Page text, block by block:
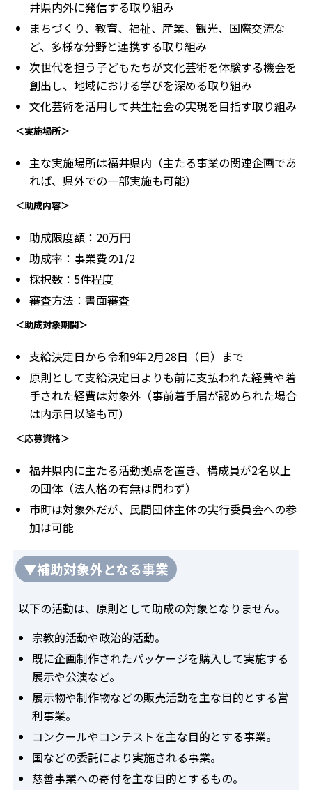
井県内外に発信する取り組み
まちづくり、教育、福祉、産業、観光、国際交流な
ど、多様な分野と連携する取り組み
次世代を担う子どもたちが文化芸術を体験する機会を
創出し、地域における学びを深める取り組み
文化芸術を活用して共生社会の実現を目指す取り組み
＜実施場所＞
主な実施場所は福井県内（主たる事業の関連企画であ
れば、県外での一部実施も可能）
＜助成内容＞
助成限度額：20万円
助成率：事業費の1/2
採択数：5件程度
審査方法：書面審査
＜助成対象期間＞
支給決定日から令和9年2月28日（日）まで
原則として支給決定日よりも前に支払われた経費や着
手された経費は対象外（事前着手届が認められた場合
は内示日以降も可）
＜応募資格＞
福井県内に主たる活動拠点を置き、構成員が2名以上
の団体（法人格の有無は問わず）
市町は対象外だが、民間団体主体の実行委員会への参
加は可能
▼補助対象外となる事業
以下の活動は、原則として助成の対象となりません。
宗教的活動や政治的活動。
既に企画制作されたパッケージを購入して実施する
展示や公演など。
展示物や制作物などの販売活動を主な目的とする営
利事業。
コンクールやコンテストを主な目的とする事業。
国などの委託により実施される事業。
慈善事業への寄付を主な目的とするもの。